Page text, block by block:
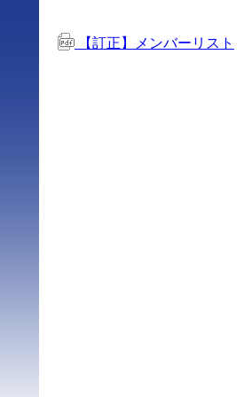
【訂正】メンバーリスト